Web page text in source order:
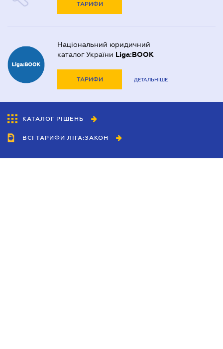
ТАРИФИ
Національний юридичний
каталог України Liga:BOOK
ТАРИФИ ДЕТАЛЬНІШЕ
КАТАЛОГ РІШЕНЬ
ВСІ ТАРИФИ ЛІГА:ЗАКОН